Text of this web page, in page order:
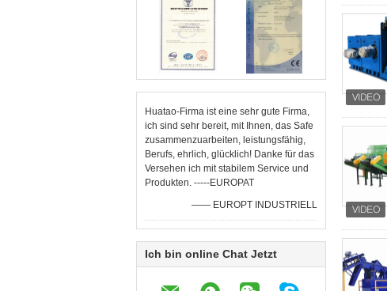
Huatao-Firma ist eine sehr gute Firma,
ich sind sehr bereit, mit Ihnen, das Safe
zusammenzuarbeiten, leistungsfähig,
Berufs, ehrlich, glücklich! Danke für das
Versehen ich mit stabilem Service und
Produkten. -----EUROPAT
—— EUROPT INDUSTRIELL
Ich bin online Chat Jetzt